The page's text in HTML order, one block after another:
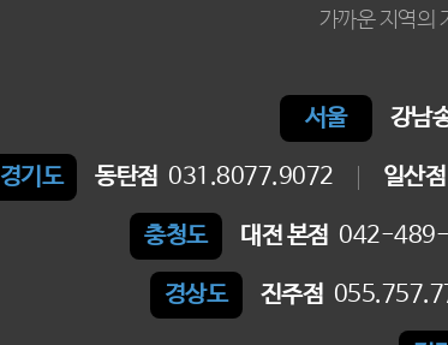
가까운 지역의
서울 강남
경기도 동탄점 031.8077.9072 일산점
충청도 대전 본점 042-
경상도 진주점